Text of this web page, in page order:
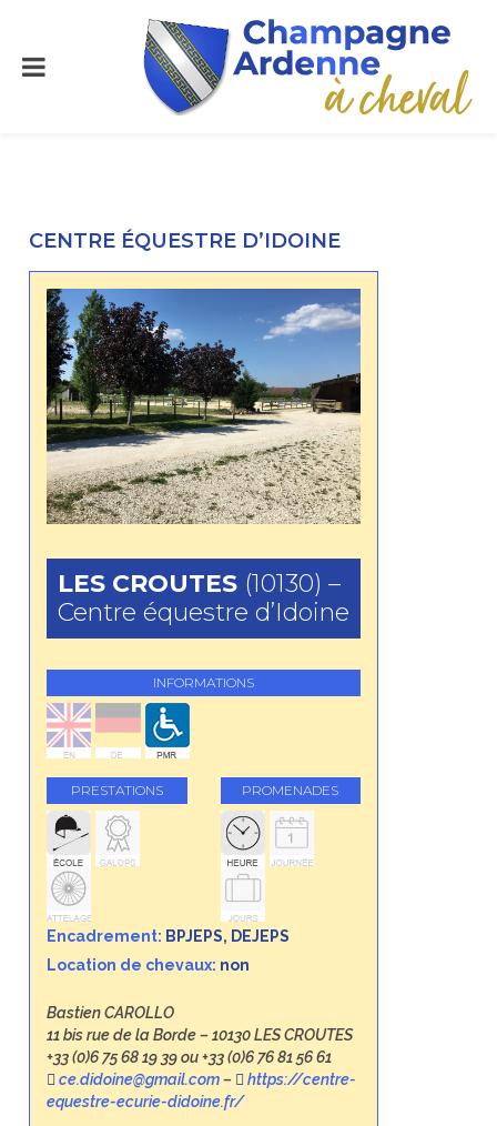
CENTRE ÉQUESTRE D’IDOINE
LES CROUTES (10130) –
Centre équestre d’Idoine
INFORMATIONS
PRESTATIONS PROMENADES
Encadrement: BPJEPS, DEJEPS
Location de chevaux: non
Bastien CAROLLO
11 bis rue de la Borde – 10130 LES CROUTES
+33 (0)6 75 68 19 39 ou +33 (0)6 76 81 56 61
ce.didoine@gmail.com–
https://centre-
equestre-ecurie-didoine.fr/